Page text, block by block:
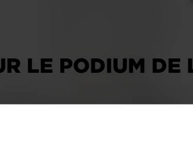
LE PODIUM DE